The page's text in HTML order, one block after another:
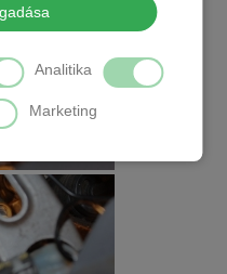
Analitika
Marketing